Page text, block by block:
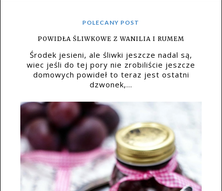
POLECANY POST
POWIDŁA ŚLIWKOWE Z WANILIA I RUMEM
Środek jesieni, ale śliwki jeszcze nadal są,
wiec jeśli do tej pory nie zrobiliście jeszcze
domowych powideł to teraz jest ostatni
dzwonek,...